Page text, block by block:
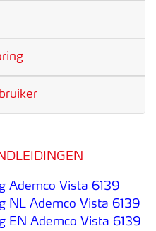
Ademco Vista 6139
NL Ademco Vista 6139
EN Ademco Vista 6139